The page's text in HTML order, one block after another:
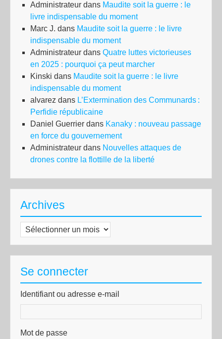
Administrateur dans Maudite soit la guerre : le
livre indispensable du moment
Marc J. dans Maudite soit la guerre : le livre
indispensable du moment
Administrateur dans Quatre luttes victorieuses
en 2025 : pourquoi ça peut marcher
Kinski dans Maudite soit la guerre : le livre
indispensable du moment
alvarez dans L’Extermination des Communards :
Perfidie républicaine
Daniel Guerrier dans Kanaky : nouveau passage
en force du gouvernement
Administrateur dans Nouvelles attaques de
drones contre la flottille de la liberté
Archives
Archives
Se connecter
Identifiant ou adresse e-mail
Mot de passe